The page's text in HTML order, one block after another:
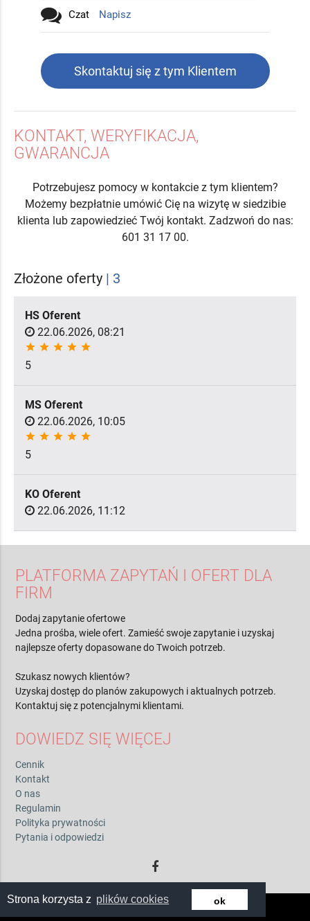
Strona korzysta z plików cookies ok
Czat Napisz
Skontaktuj się z tym Klientem
KONTAKT, WERYFIKACJA,
GWARANCJA
Potrzebujesz pomocy w kontakcie z tym klientem?
Możemy bezpłatnie umówić Cię na wizytę w siedzibie
klienta lub zapowiedzieć Twój kontakt. Zadzwoń do nas:
601 31 17 00.
Złożone oferty | 3
HS Oferent
22.06.2026, 08:21
star star star star star
5
MS Oferent
22.06.2026, 10:05
star star star star star
5
KO Oferent
22.06.2026, 11:12
PLATFORMA ZAPYTAŃ I OFERT DLA
FIRM
Dodaj zapytanie ofertowe
Jedna prośba, wiele ofert. Zamieść swoje zapytanie i uzyskaj
najlepsze oferty dopasowane do Twoich potrzeb.
Szukasz nowych klientów?
Uzyskaj dostęp do planów zakupowych i aktualnych potrzeb.
Kontaktuj się z potencjalnymi klientami.
DOWIEDZ SIĘ WIĘCEJ
Cennik
Kontakt
O nas
Regulamin
Polityka prywatności
Pytania i odpowiedzi